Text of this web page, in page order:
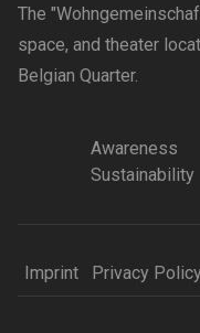
The
space, and theater
Belgian Quarter.
Awareness
Sustainability
Imprint Privacy Policy